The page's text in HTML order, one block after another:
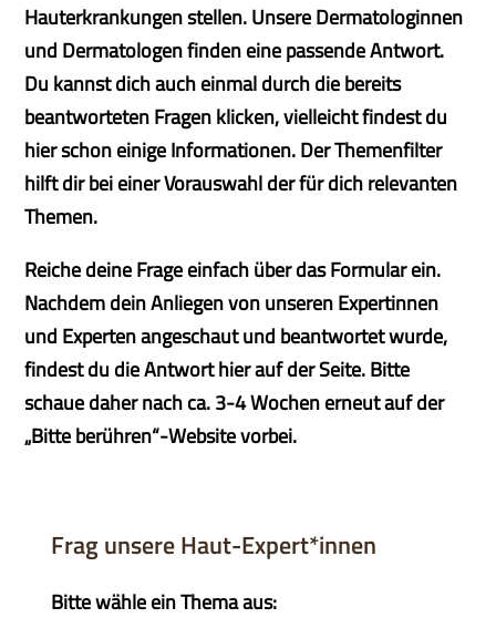
Hauterkrankungen stellen. Unsere Dermatologinnen
und Dermatologen finden eine passende Antwort.
Du kannst dich auch einmal durch die bereits
beantworteten Fragen klicken, vielleicht findest du
hier schon einige Informationen. Der Themenfilter
hilft dir bei einer Vorauswahl der für dich relevanten
Themen.
Reiche deine Frage einfach über das Formular ein.
Nachdem dein Anliegen von unseren Expertinnen
und Experten angeschaut und beantwortet wurde,
findest du die Antwort hier auf der Seite. Bitte
schaue daher nach ca. 3-4 Wochen erneut auf der
„Bitte berühren“-Website vorbei.
Frag unsere Haut-Expert*innen
Bitte wähle ein Thema aus: